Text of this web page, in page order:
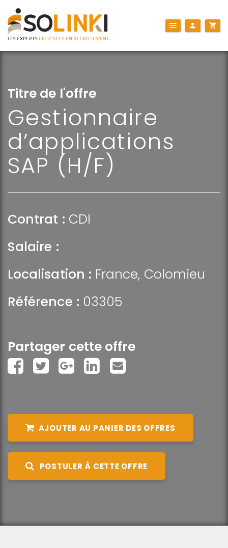
Titre de l'offre
Gestionnaire
d’applications
SAP (H/F)
Contrat : CDI
Salaire :
Localisation : France, Colomieu
Référence : 03305
Partager cette offre
AJOUTER AU PANIER DES OFFRES
POSTULER À CETTE OFFRE